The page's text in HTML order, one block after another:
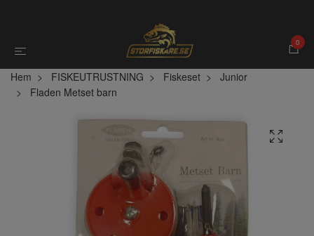
0
Hem FISKEUTRUSTNING Fiskeset
Junior
Fladen Metset barn